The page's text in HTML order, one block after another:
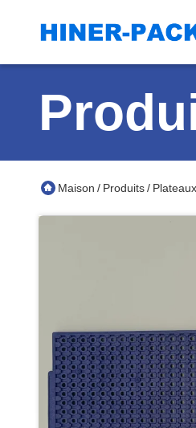
Maison / Produits/